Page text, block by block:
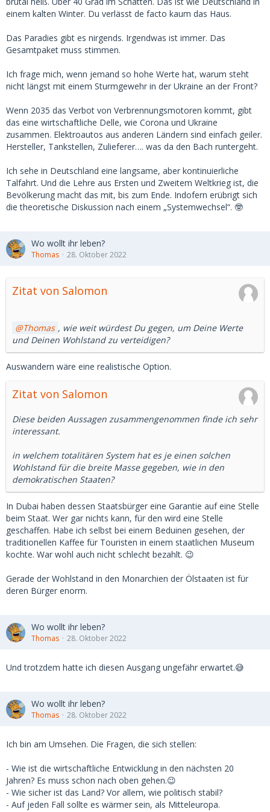
einem kalten Winter. Du verlässt de facto kaum das Haus.
Das Paradies gibt es nirgends. Irgendwas ist immer. Das
Gesamtpaket muss stimmen.
Ich frage mich, wenn jemand so hohe Werte hat, warum steht
nicht längst mit einem Sturmgewehr in der Ukraine an der Front?
Wenn 2035 das Verbot von Verbrennungsmotoren kommt, gibt
das eine wirtschaftliche Delle, wie Corona und Ukraine
zusammen. Elektroautos aus anderen Ländern sind einfach geiler.
Hersteller, Tankstellen, Zulieferer…. was da den Bach runtergeht.
Ich sehe in Deutschland eine langsame, aber kontinuierliche
Talfahrt. Und die Lehre aus Ersten und Zweitem Weltkrieg ist, die
Bevölkerung macht das mit, bis zum Ende. Indofern erübrigt sich
die theoretische Diskussion nach einem „Systemwechsel“. 🤓
Wo wollt ihr leben?
Thomas 28. Oktober 2022
Zitat von Salomon
Thomas , wie weit würdest Du gegen, um Deine Werte
und Deinen Wohlstand zu verteidigen?
Auswandern wäre eine realistische Option.
Zitat von Salomon
Diese beiden Aussagen zusammengenommen finde ich sehr
interessant.
in welchem totalitären System hat es je einen solchen
Wohlstand für die breite Masse gegeben, wie in den
demokratischen Staaten?
In Dubai haben dessen Staatsbürger eine Garantie auf eine Stelle
beim Staat. Wer gar nichts kann, für den wird eine Stelle
geschaffen. Habe ich selbst bei einem Beduinen gesehen, der
traditionellen Kaffee für Touristen in einem staatlichen Museum
kochte. War wohl auch nicht schlecht bezahlt. 😉
Gerade der Wohlstand in den Monarchien der Ölstaaten ist für
deren Bürger enorm.
Wo wollt ihr leben?
Thomas 28. Oktober 2022
Und trotzdem hatte ich diesen Ausgang ungefähr erwartet.😅
Wo wollt ihr leben?
Thomas 28. Oktober 2022
Ich bin am Umsehen. Die Fragen, die sich stellen:
- Wie ist die wirtschaftliche Entwicklung in den nächsten 20
Jahren? Es muss schon nach oben gehen.😉
- Wie sicher ist das Land? Vor allem, wie politisch stabil?
- Auf jeden Fall sollte es wärmer sein, als Mitteleuropa.